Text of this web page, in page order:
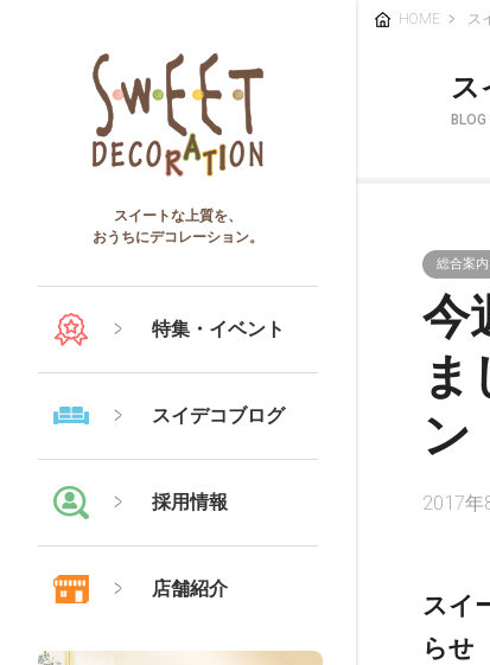
スイートな上質を、
おうちにデコレーション。
特集・イベント
スイデコブログ
採用情報
店舗紹介
HOME ス
ス
BLOG
総合案内
今
ま
ン
2017年
スイ
らせ